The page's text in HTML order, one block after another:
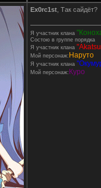
Ex0rc1st , Так сайдёт?
Я участник клана
Состою в группе порядка
Я участник клана
Мой персонаж: Наруто
Я участник клана
Мой персонаж: Куро